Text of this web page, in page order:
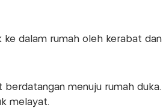
ke dalam rumah oleh kerabat dan
menuju rumah duka.
melayat.